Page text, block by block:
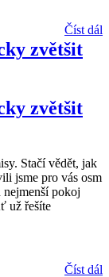
Číst dál
zvětšit
zvětšit
Stačí vědět, jak
jsme pro vás osm
pokoj
už řešíte
Číst dál